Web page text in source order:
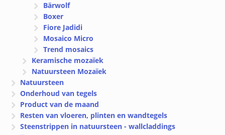
Bärwolf
Boxer
Fiore Jadidi
Mosaico Micro
Trend mosaics
Keramische mozaïek
Natuursteen Mozaïek
Natuursteen
Onderhoud van tegels
Product van de maand
Resten van vloeren, plinten en wandtegels
Steenstrippen in natuursteen - wallcladdings